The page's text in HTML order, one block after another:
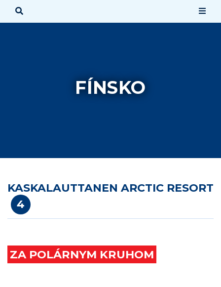
AUSTRÁLIA & OCEÁNIA
BLÍZKY VÝCHOD
ZEM
FÍNSKO
KASKALAUTTANEN ARCTIC RESORT
4
ZA POLÁRNYM KRUHOM